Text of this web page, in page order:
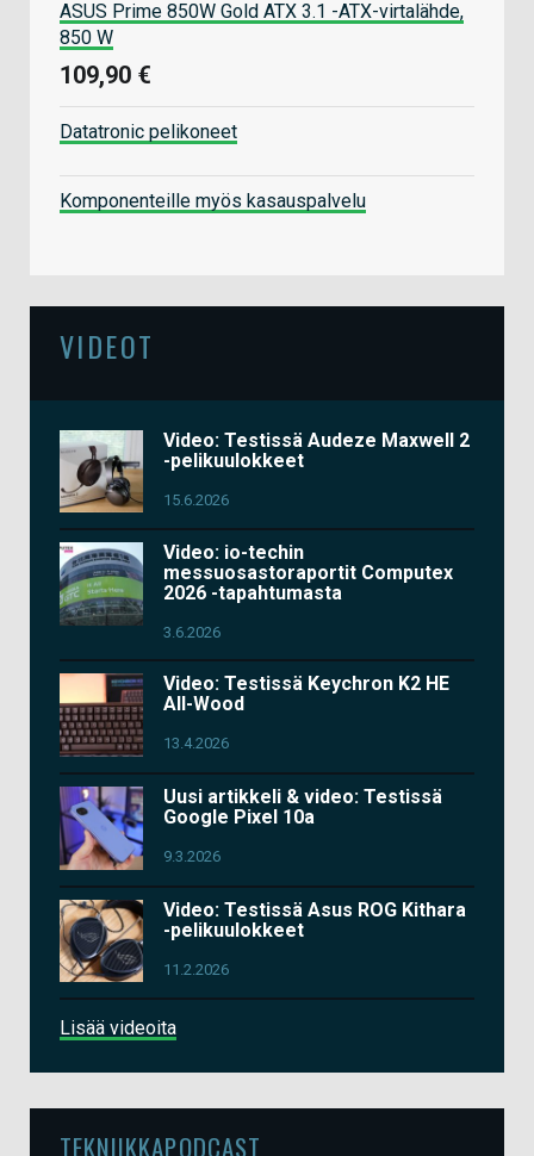
ASUS Prime 850W Gold ATX 3.1 -ATX-virtalähde,
850 W
109,90 €
Datatronic pelikoneet
Komponenteille myös kasauspalvelu
VIDEOT
Video: Testissä Audeze Maxwell 2
-pelikuulokkeet
15.6.2026
Video: io-techin
messuosastoraportit Computex
2026 -tapahtumasta
3.6.2026
Video: Testissä Keychron K2 HE
All-Wood
13.4.2026
Uusi artikkeli & video: Testissä
Google Pixel 10a
9.3.2026
Video: Testissä Asus ROG Kithara
-pelikuulokkeet
11.2.2026
Lisää videoita
TEKNIIKKAPODCAST